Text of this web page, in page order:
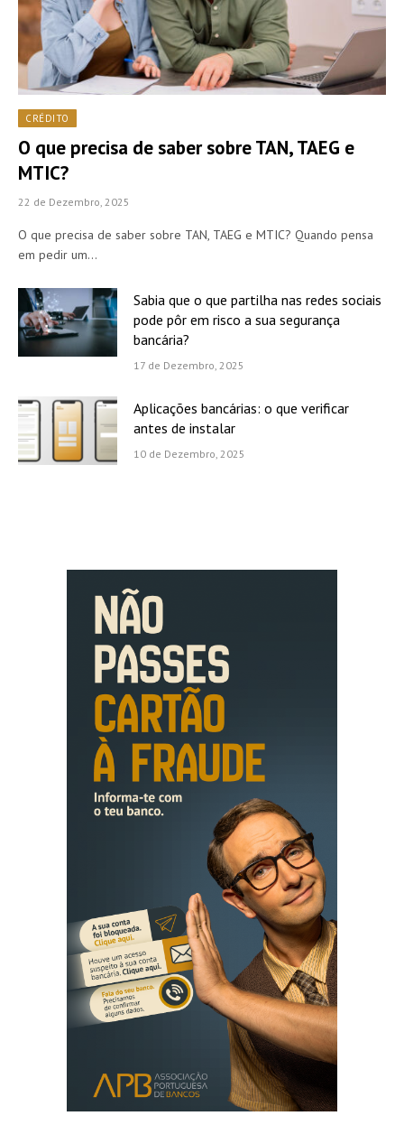
CRÉDITO
O que precisa de saber sobre TAN, TAEG e
MTIC?
22 de Dezembro, 2025
O que precisa de saber sobre TAN, TAEG e MTIC? Quando pensa
em pedir um…
Sabia que o que partilha nas redes sociais
pode pôr em risco a sua segurança
bancária?
17 de Dezembro, 2025
Aplicações bancárias: o que verificar
antes de instalar
10 de Dezembro, 2025